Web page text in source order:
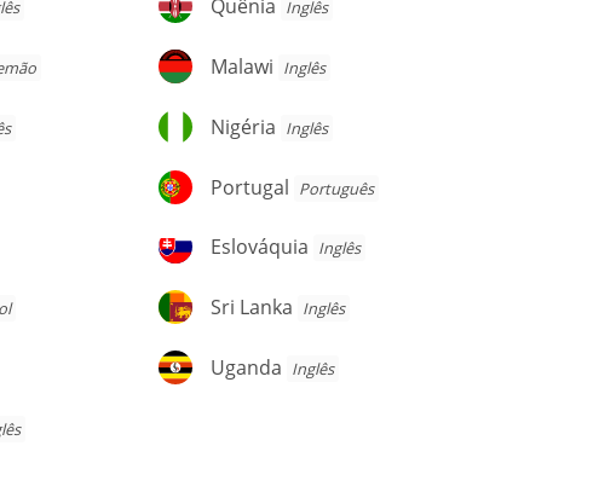
Quênia Inglês
Malawi
Malawi Inglês
Nigéria
Nigéria Inglês
Portugal
Portugal Português
Eslováquia
Eslováquia Inglês
Sri
Sri Lanka Inglês
Uganda
Uganda Inglês